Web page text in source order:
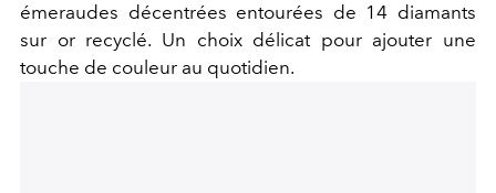
émeraudes décentrées entourées de 14 diamants
sur or recyclé. Un choix délicat pour ajouter une
touche de couleur au quotidien.